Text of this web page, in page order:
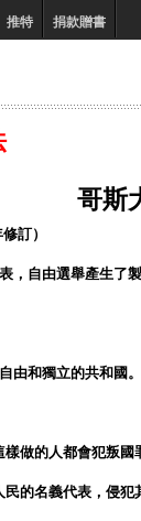
推特 捐款贈書
哥斯
訂）
，自由選舉產生了
由和獨立的共和國。
做的人都會犯叛國
的名義代表，侵犯